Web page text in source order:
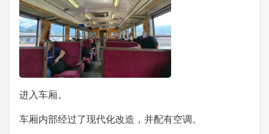
进入车厢。
车厢内部经过了现代化改造，并配有空调。